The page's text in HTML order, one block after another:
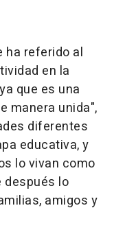
ha referido al
en la
que es una
manera unida",
diferentes
educativa, y
lo vivan como
después lo
amigos y